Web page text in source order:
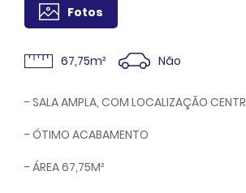
Fotos
67,75m² Não
- SALA AMPLA, COM LOCALIZAÇÃO
- ÓTIMO ACABAMENTO
- ÁREA 67,75M²